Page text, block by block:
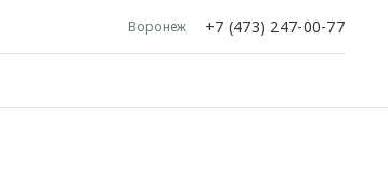
Воронеж +7 (473) 247-00-77